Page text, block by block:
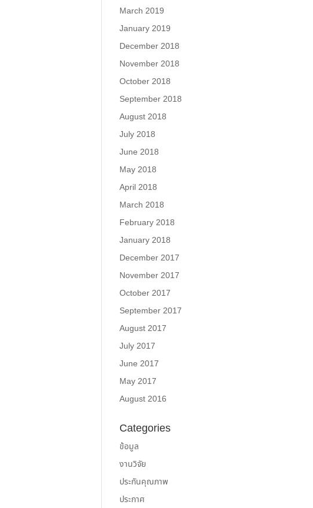
March 2019
January 2019
December 2018
November 2018
October 2018
September 2018
August 2018
July 2018
June 2018
May 2018
April 2018
March 2018
February 2018
January 2018
December 2017
November 2017
October 2017
September 2017
August 2017
July 2017
June 2017
May 2017
August 2016
Categories
ข้อมูล
งานวิจัย
ประกันคุณภาพ
ประกาศ